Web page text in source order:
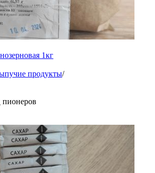
1кг
продукты/
пионеров